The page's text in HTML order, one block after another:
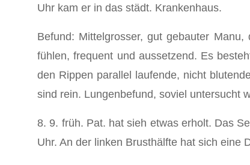
Uhr kam er in das städt. Krankenhaus.
Befund: Mittelgrosser, gut gebauter
fühlen, frequent und aussetzend. Es
den Rippen parallel laufende, nicht
sind rein. Lungenbefund, soviel untersucht
8. 9. früh. Pat. hat sieh etwas erholt. Das
Uhr. An der linken Brusthälfte hat sich eine